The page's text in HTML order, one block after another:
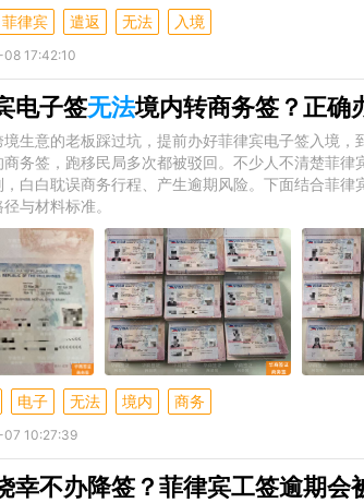
菲律宾 遣返 无法 入境
17:42:10
电子签无法境内转商务签？正确
境生意的老板踩过坑，提前办好菲律宾电子签入境
商务签，跑移民局多次都被驳回。不少人不清楚菲
，白白耽误商务行程、产生逾期风险。下面结合菲
与材料标准。
电子 无法 境内 商务
10:27:39
幸不办降签？菲律宾工签逾期会